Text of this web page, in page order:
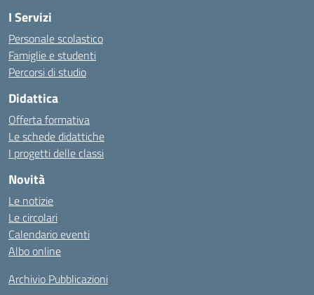
I Servizi
Personale scolastico
Famiglie e studenti
Percorsi di studio
Didattica
Offerta formativa
Le schede didattiche
I progetti delle classi
Novità
Le notizie
Le circolari
Calendario eventi
Albo online
Archivio Pubblicazioni